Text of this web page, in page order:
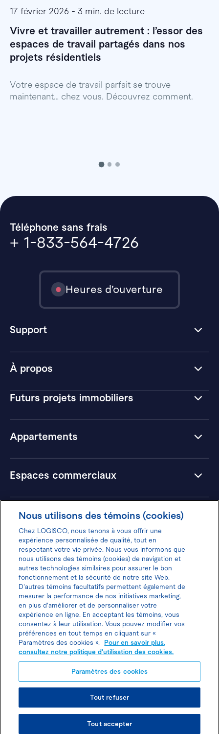
17 février 2026 - 3 min. de lecture
Vivre et travailler autrement : l’essor des
espaces de travail partagés dans nos
projets résidentiels
Votre espace de travail parfait se trouve
maintenant… chez vous. Découvrez comment.
À propos
Futurs projets immobiliers
Appartements
Espaces commerciaux
Hôtels
Téléphone sans frais
+ 1-833-564-4726
Heures d’ouverture
Support
Donnez votre avis pour gagner 100$
Politique d'utilisation des cookies
Politique de protection des
renseignements personnels
© TOUS DROITS RÉSERVÉS LOGISCO 2026
Nous utilisons des témoins (cookies)
Chez LOGISCO, nous tenons à vous offrir une
expérience personnalisée de qualité, tout en
respectant votre vie privée. Nous vous informons que
nous utilisons des témoins (cookies) de navigation et
autres technologies similaires pour assurer le bon
fonctionnement et la sécurité de notre site Web.
D'autres témoins facultatifs permettent également de
mesurer la performance de nos initiatives marketing,
en plus d'améliorer et de personnaliser votre
expérience en ligne. En acceptant les témoins, vous
consentez à leur utilisation. Vous pouvez modifier vos
préférences en tout temps en cliquant sur «
Paramètres des cookies ».
Pour en savoir plus,
consultez notre politique d'utilisation des cookies.
Paramètres des cookies
Tout refuser
Tout accepter